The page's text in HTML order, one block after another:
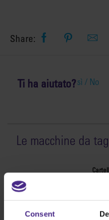
Consent
Share:
Ti ha aiutato?sì / No
Le macchine da